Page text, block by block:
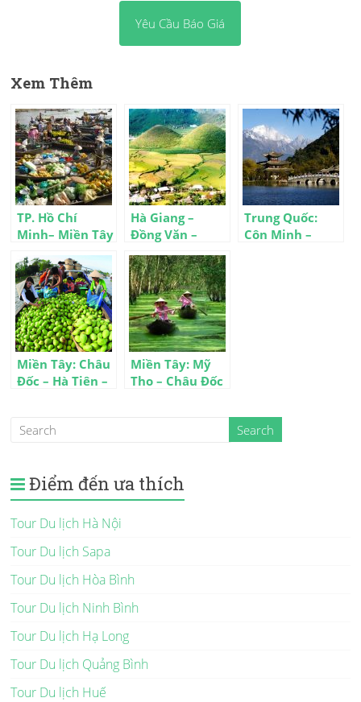
Yêu Cầu Báo Giá
Xem Thêm
TP. Hồ Chí
Minh– Miền Tây
3 đêm
Hà Giang –
Đồng Văn –
Minh 4 ngày
Trung Quốc:
Côn Minh –
Miền Tây: Châu
Đốc – Hà Tiên –
Miền Tây: Mỹ
Tho – Châu Đốc
Điểm đến ưa thích
Tour Du lịch Hà Nội
Tour Du lịch Sapa
Tour Du lịch Hòa Bình
Tour Du lịch Ninh Bình
Tour Du lịch Hạ Long
Tour Du lịch Quảng Bình
Tour Du lịch Huế